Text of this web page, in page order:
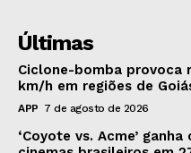
Últimas
Ciclone-bomba provoca
km/h em regiões de
APP 7 de agosto de 2026
‘Coyote vs. Acme’